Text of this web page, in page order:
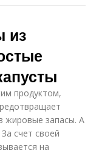
из
продуктом,
жировые запасы. А
счет своей
на